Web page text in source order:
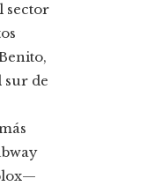
sector
sur de